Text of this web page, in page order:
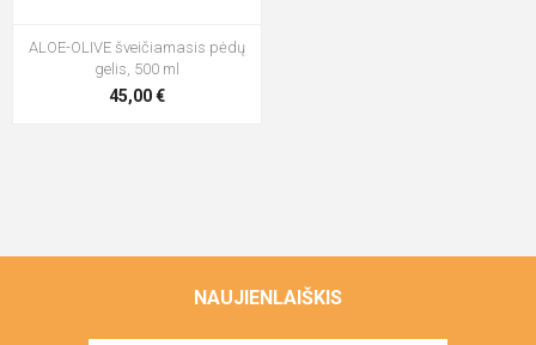
ALOE-OLIVE šveičiamasis pėdų
gelis, 500 ml
45,00 €
NAUJIENLAIŠKIS